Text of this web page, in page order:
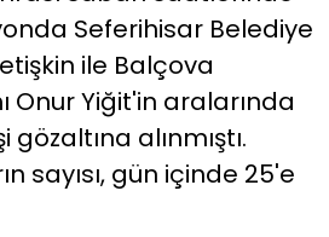
Seferihisar Belediye
ile Balçova
Onur Yiğit'in aralarında
alınmıştı.
sayısı, gün içinde 25'e